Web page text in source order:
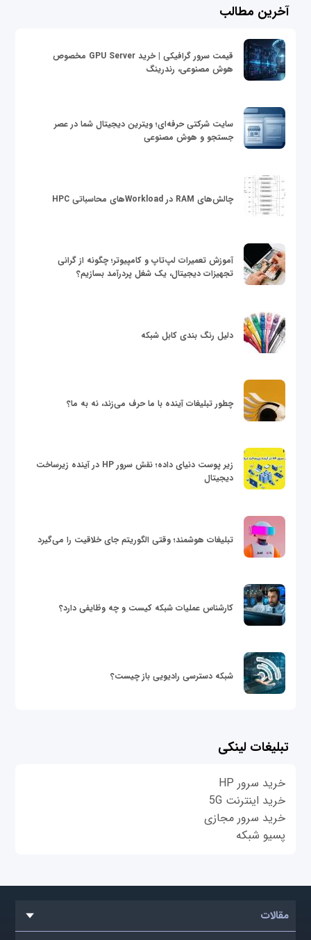
آخرین مطالب
قیمت سرور گرافیکی | خرید GPU Server مخصوص
هوش مصنوعی، رندرینگ
سایت شرکتی حرفه‌ای؛ ویترین دیجیتال شما در عصر
جستجو و هوش مصنوعی
چالش‌های RAM در Workloadهای محاسباتی HPC
آموزش تعمیرات لپ‌تاپ و کامپیوتر؛ چگونه از گرانی
تجهیزات دیجیتال، یک شغل پردرآمد بسازیم؟
دلیل رنگ بندی کابل شبکه
چطور تبلیغات آینده با ما حرف می‌زند، نه به ما؟
زیر پوست دنیای داده؛ نقش سرور HP در آینده زیرساخت
دیجیتال
تبلیغات هوشمند؛ وقتی الگوریتم جای خلاقیت را می‌گیرد
کارشناس عملیات شبکه کیست و چه وظایفی دارد؟
شبکه دسترسی رادیویی باز چیست؟
تبلیغات لینکی
خرید سرور HP
خرید اینترنت 5G
خرید سرور مجازی
پسیو شبکه
مقالات